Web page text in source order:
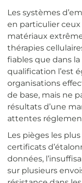
Les systèmes
en particulier
matériaux
thérapies
fiables que dans
qualification l’est
organisations
de base, mais ne
résultats d’une
attentes
Les pièges les
certificats
données,
sur plusieurs